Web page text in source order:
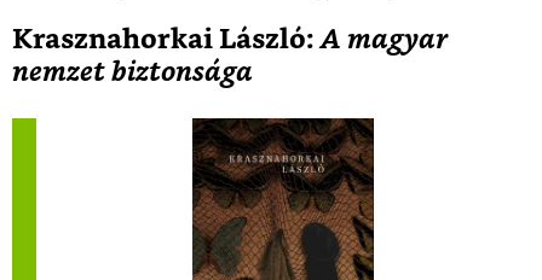
Krasznahorkai László:A magyar
nemzet biztonsága